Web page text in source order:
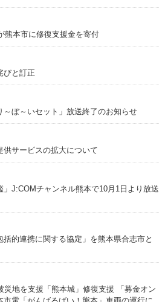
熊本市に修復支援金を寄付
びと訂正
～ぼ～いセット」放送終了のお知らせ
供サービスの拡大について
J:COMチャンネル熊本で10月1日より放送
括的連携に関する協定」を熊本県合志市と
災地を支援「熊本城」修復支援 「募金オン